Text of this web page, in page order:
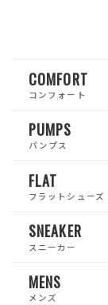
COMFORT
コンフォート
PUMPS
パンプス
FLAT
フラットシューズ
SNEAKER
スニーカー
MENS
メンズ